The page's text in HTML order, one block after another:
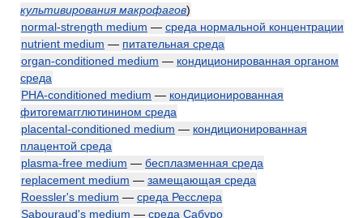
культивирования макрофагов)
normal-strength medium — среда нормальной концентрации
nutrient medium — питательная среда
organ-conditioned medium — кондиционированная органом
среда
PHA-conditioned medium — кондиционированная
фитогемагглютинином среда
placental-conditioned medium — кондиционированная
плацентой среда
plasma-free medium — бесплазменная среда
replacement medium — замещающая среда
Roessler's medium — среда Ресслера
Sabouraud's medium — среда Сабуро